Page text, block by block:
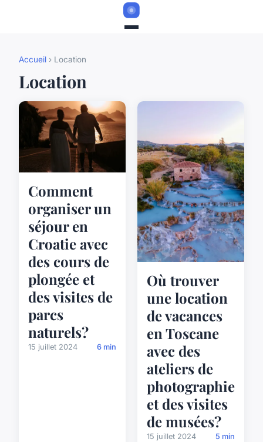
Accueil › Location
Location
Comment
organiser un
séjour en
Croatie avec
des cours de
plongée et
des visites de
parcs
naturels?
15 juillet 2024 6 min
Où trouver
une location
de vacances
en Toscane
avec des
ateliers de
photographie
et des visites
de musées?
15 juillet 2024 5 min